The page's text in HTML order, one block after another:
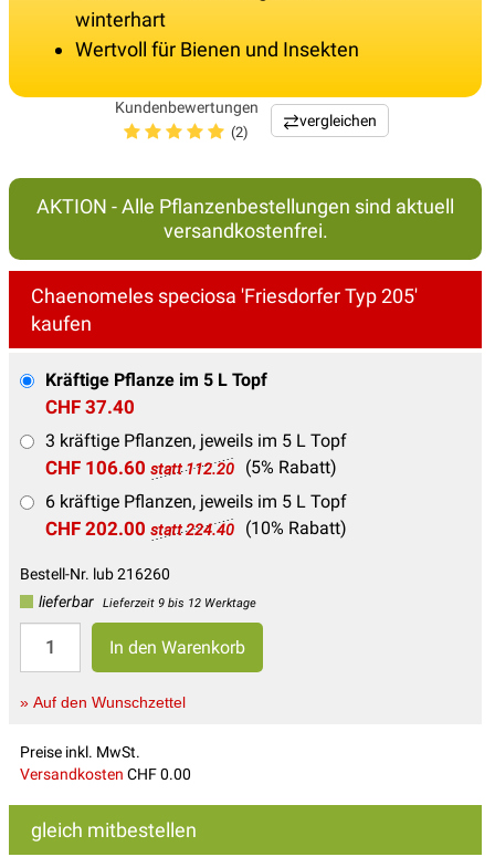
winterhart
Wertvoll für Bienen und Insekten
Kundenbewertungen
(2)
vergleichen
AKTION - Alle Pflanzenbestellungen sind aktuell
versandkostenfrei.
Chaenomeles speciosa 'Friesdorfer Typ 205'
kaufen
Kräftige Pflanze im 5 L Topf
CHF 37.40
3 kräftige Pflanzen, jeweils im 5 L Topf
CHF 106.60 statt 112.20
(5% Rabatt)
6 kräftige Pflanzen, jeweils im 5 L Topf
CHF 202.00 statt 224.40 (10% Rabatt)
Bestell-Nr. lub 216260
lieferbar
Lieferzeit 9 bis 12 Werktage
» Auf den Wunschzettel
Preise inkl. MwSt.
Versandkosten CHF 0.00
gleich mitbestellen